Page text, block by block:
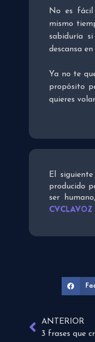
No es fácil
mismo
sabiduría
descansa en
Ya no te
propósito
quieres
El
producido
ser
CVCLAVOZ
ANTERIOR